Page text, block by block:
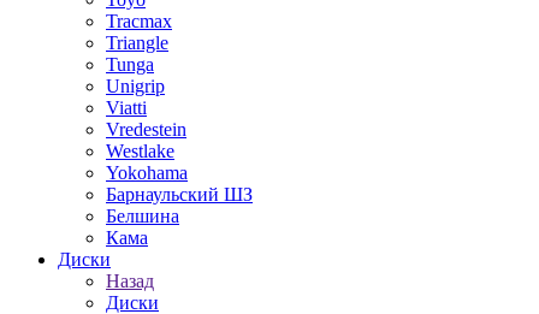
Tracmax
Triangle
Tunga
Unigrip
Viatti
Vredestein
Westlake
Yokohama
Барнаульский ШЗ
Белшина
Кама
Диски
Назад
Диски